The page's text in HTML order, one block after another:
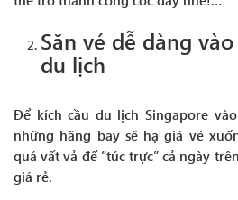
Săn vé dễ dàng
du lịch
Để kích cầu du lịch Singapore
những hãng bay sẽ hạ giá vé
quá vất vả để “túc trực” cả ngày
giá rẻ.